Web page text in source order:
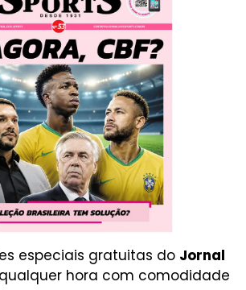
especiais gratuitas do Jornal
hora com comodidade